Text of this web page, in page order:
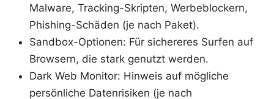
Malware, Tracking-Skripten, Werbeblockern,
Phishing-Schäden (je nach Paket).
Sandbox-Optionen: Für sichereres Surfen auf
Browsern, die stark genutzt werden.
Dark Web Monitor: Hinweis auf mögliche
persönliche Datenrisiken (je nach